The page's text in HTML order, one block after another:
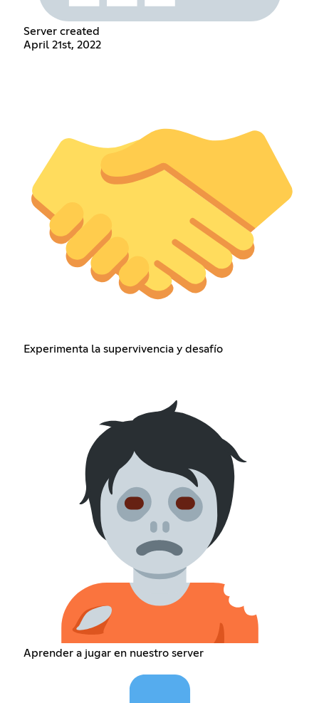
Server created
April 21st, 2022
Experimenta la supervivencia y desafío
Aprender a jugar en nuestro server